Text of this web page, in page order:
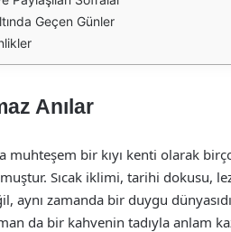
Geçen Günler
Anılar
muhteşem bir kıyı kenti olarak
Sıcak iklimi, tarihi dokusu,
aynı zamanda bir duygu
da bir kahvenin tadıyla anlam